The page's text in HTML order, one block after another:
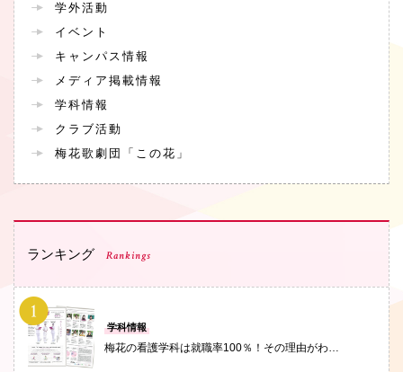
学外活動
イベント
キャンパス情報
メディア掲載情報
学科情報
クラブ活動
梅花歌劇団「この花」
ランキング Rankings
学科情報
梅花の看護学科は就職率100％！その理由がわ…